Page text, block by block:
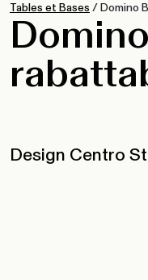
Tables et Bases /Domino
Design Centro